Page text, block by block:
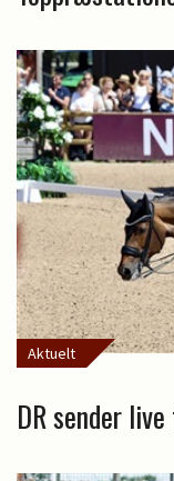
Aktuelt
DR sender